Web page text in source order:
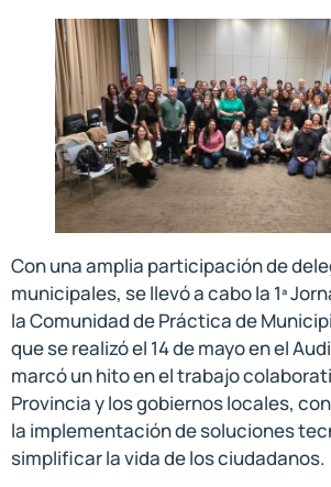
Con una amplia participación de
municipales, se llevó a cabo la 1ª
la Comunidad de Práctica de
que se realizó el 14 de mayo en el
marcó un hito en el trabajo
Provincia y los gobiernos locales,
la implementación de soluciones
simplificar la vida de los ciudadanos.